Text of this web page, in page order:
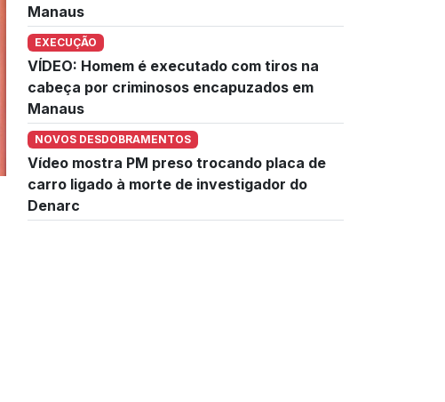
Manaus
EXECUÇÃO
VÍDEO: Homem é executado com tiros na
cabeça por criminosos encapuzados em
Manaus
NOVOS DESDOBRAMENTOS
Vídeo mostra PM preso trocando placa de
carro ligado à morte de investigador do
Denarc